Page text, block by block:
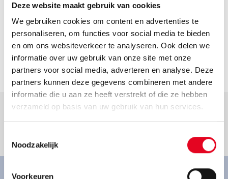
Deze website maakt gebruik van cookies
We gebruiken cookies om content en advertenties te
personaliseren, om functies voor social media te bieden
en om ons websiteverkeer te analyseren. Ook delen we
informatie over uw gebruik van onze site met onze
partners voor social media, adverteren en analyse. Deze
partners kunnen deze gegevens combineren met andere
informatie die u aan ze heeft verstrekt of die ze hebben
verzameld op basis van uw gebruik van hun services.
Noodzakelijk
Voorkeuren
Goed om te weten.
Contact
zweirad.huebsch@t-online.de
Ga naar dealer